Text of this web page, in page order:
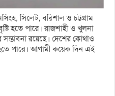
সিলেট, বরিশাল ও চট্টগ্রাম
হতে পারে। রাজশাহী ও খুলনা
সম্ভাবনা রয়েছে। দেশের কোথাও
পারে। আগামী কয়েক দিন এই